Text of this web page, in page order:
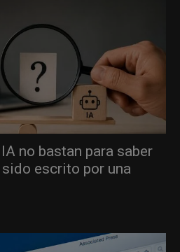
no bastan para saber
escrito por una